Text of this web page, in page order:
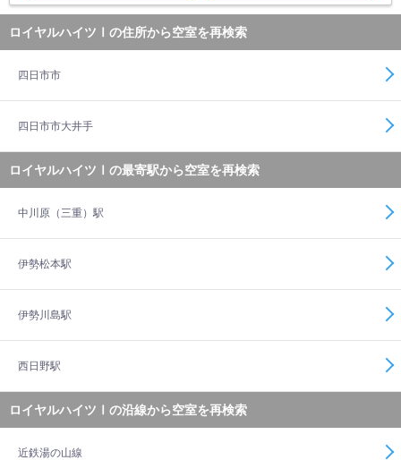
ロイヤルハイツⅠの住所から空室を再検索
四日市市
四日市市大井手
ロイヤルハイツⅠの最寄駅から空室を再検索
中川原（三重）駅
伊勢松本駅
伊勢川島駅
西日野駅
ロイヤルハイツⅠの沿線から空室を再検索
近鉄湯の山線